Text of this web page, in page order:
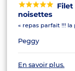
Filet
noisettes
« repas parfait !!!
Peggy
En savoir plus.